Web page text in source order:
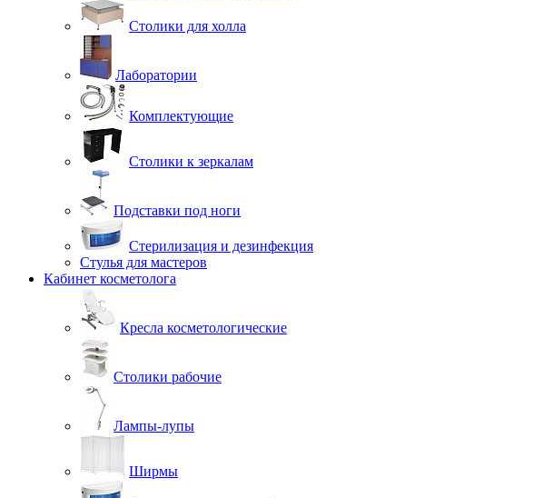
Столики для холла
Лаборатории
Комплектующие
Столики к зеркалам
Подставки под ноги
Стерилизация и дезинфекция
Стулья для мастеров
Кабинет косметолога
Кресла косметологические
Столики рабочие
Лампы-лупы
Ширмы